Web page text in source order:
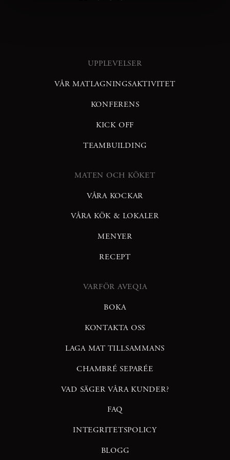
UPPLEVELSER
VÅR MATLAGNINGSAKTIVITET
KONFERENS
KICK OFF
TEAMBUILDING
MATEN OCH KÖKET
VÅRA KOCKAR
VÅRA KÖK & LOKALER
MENYER
RECEPT
VARFÖR AVEQIA
BOKA
KONTAKTA OSS
LAGA MAT TILLSAMMANS
CHAMBRÉ SEPARÉE
VAD SÄGER VÅRA KUNDER?
FAQ
INTEGRITETSPOLICY
BLOGG